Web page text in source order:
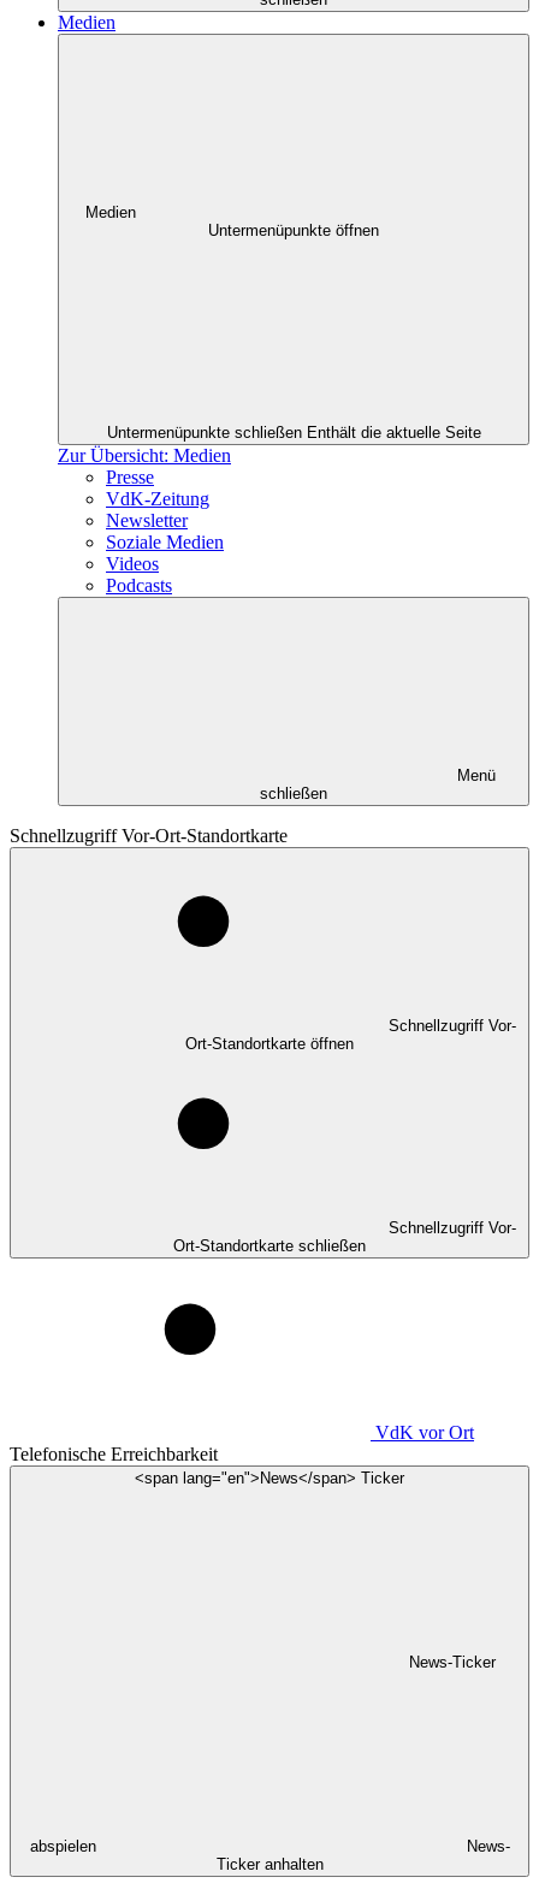
Medien
Medien
Untermenüpunkte öffnen
Untermenüpunkte schließen Enthält die aktuelle Seite
Zur Übersicht: Medien
Presse
VdK-Zeitung
Newsletter
Soziale Medien
Videos
Podcasts
Menü
schließen
Schnellzugriff Vor-Ort-Standortkarte
Schnellzugriff Vor-
Ort-Standortkarte öffnen
Schnellzugriff Vor-
Ort-Standortkarte schließen
VdK vor Ort
Telefonische Erreichbarkeit
<span lang="en">News</span> Ticker
News-Ticker
abspielen
News-
Ticker anhalten